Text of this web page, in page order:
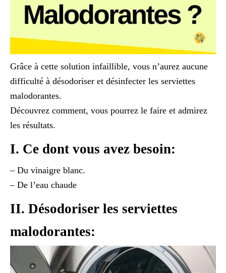
Grâce à cette solution infaillible, vous n’aurez aucune
difficulté à désodoriser et désinfecter les serviettes
malodorantes.
Découvrez comment, vous pourrez le faire et admirez
les résultats.
I. Ce dont vous avez besoin:
– Du vinaigre blanc.
– De l’eau chaude
II. Désodoriser les serviettes
malodorantes: